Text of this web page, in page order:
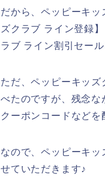
だから、ペッピーキ
ズクラブ ライン登録
ラブ ライン割引セー
ただ、ペッピーキッ
べたのですが、残念
クーポンコードなどを
なので、ペッピーキ
せていただきます♪